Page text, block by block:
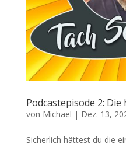
Podcastepisode 2:
von Michael | Dez. 13,
Sicherlich hättest du die